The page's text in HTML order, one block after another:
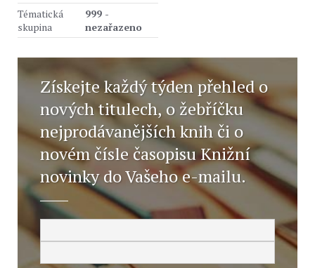
Tématická
skupina
999 -
nezařazeno
Získejte každý týden přehled o
nových titulech, o žebříčku
nejprodávanějších knih či o
novém čísle časopisu Knižní
novinky do Vašeho e-mailu.